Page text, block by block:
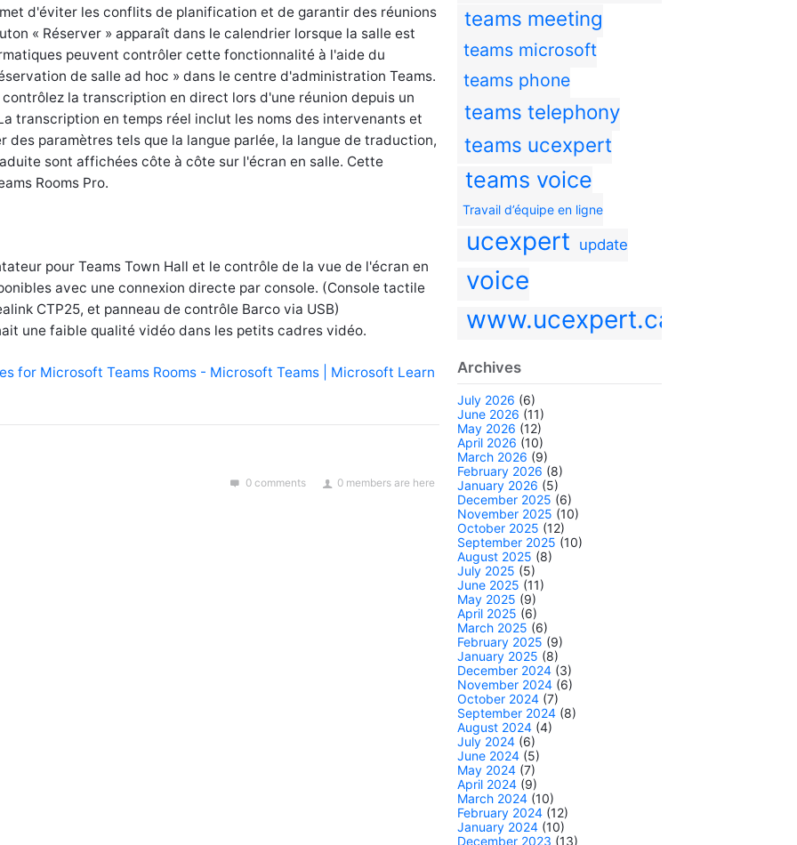
teams meeting
teams microsoft
teams phone
teams telephony
teams ucexpert
teams voice
Travail d’équipe en ligne
ucexpert update
voice
www.ucexpert.ca
Archives
July 2026 (6)
June 2026 (11)
May 2026 (12)
April 2026 (10)
March 2026 (9)
February 2026 (8)
January 2026 (5)
December 2025 (6)
November 2025 (10)
October 2025 (12)
September 2025 (10)
August 2025 (8)
July 2025 (5)
June 2025 (11)
May 2025 (9)
April 2025 (6)
March 2025 (6)
February 2025 (9)
January 2025 (8)
December 2024 (3)
November 2024 (6)
October 2024 (7)
September 2024 (8)
August 2024 (4)
July 2024 (6)
June 2024 (5)
May 2024 (7)
April 2024 (9)
March 2024 (10)
February 2024 (12)
January 2024 (10)
December 2023 (13)
d'éviter les conflits de planification et de garantir des réunions
« Réserver » apparaît dans le calendrier lorsque la salle est
peuvent contrôler cette fonctionnalité à l'aide du
de salle ad hoc » dans le centre d'administration Teams.
la transcription en direct lors d'une réunion depuis un
transcription en temps réel inclut les noms des intervenants et
des paramètres tels que la langue parlée, la langue de traduction,
sont affichées côte à côte sur l'écran en salle. Cette
Rooms Pro.
pour Teams Town Hall et le contrôle de la vue de l'écran en
avec une connexion directe par console. (Console tactile
CTP25, et panneau de contrôle Barco via USB)
une faible qualité vidéo dans les petits cadres vidéo.
for Microsoft Teams Rooms - Microsoft Teams | Microsoft Learn
0 comments 0 members are here